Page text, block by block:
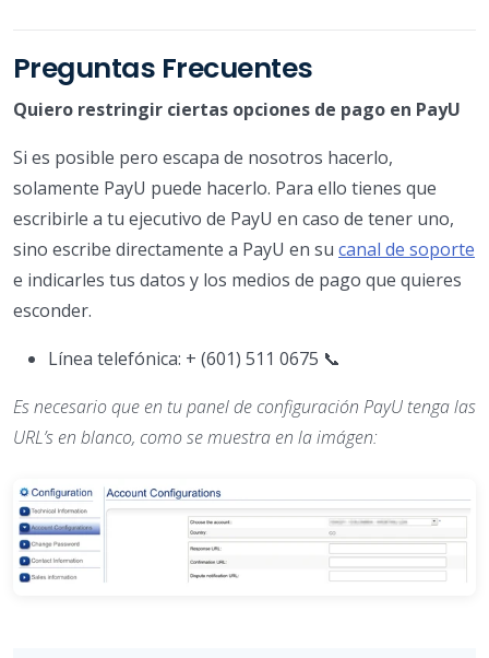
Preguntas Frecuentes
Quiero restringir ciertas opciones de pago en PayU
Si es posible pero escapa de nosotros hacerlo,
solamente PayU puede hacerlo. Para ello tienes que
escribirle a tu ejecutivo de PayU en caso de tener uno,
sino escribe directamente a PayU en su canal de soporte
e indicarles tus datos y los medios de pago que quieres
esconder.
Línea telefónica: + (601) 511 0675 📞
Es necesario que en tu panel de configuración PayU tenga las
URL’s en blanco, como se muestra en la imágen: